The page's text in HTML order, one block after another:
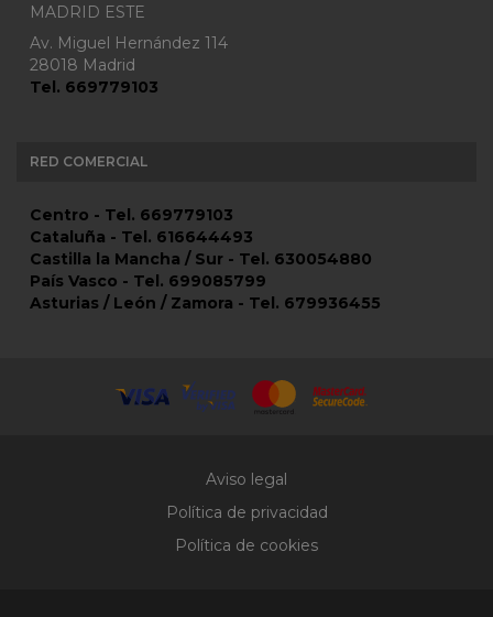
MADRID ESTE
Av. Miguel Hernández 114
28018 Madrid
Tel. 669779103
RED COMERCIAL
Centro - Tel. 669779103
Cataluña - Tel. 616644493
Castilla la Mancha / Sur - Tel. 630054880
País Vasco - Tel. 699085799
Asturias / León / Zamora - Tel. 679936455
Aviso legal
Política de privacidad
Política de cookies